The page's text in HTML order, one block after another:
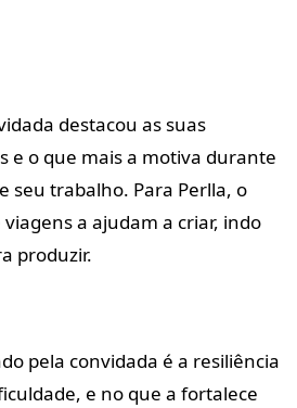
destacou as suas
e o que mais a motiva durante
seu trabalho. Para Perlla, o
a ajudam a criar, indo
produzir.
pela convidada é a resiliência
e no que a fortalece